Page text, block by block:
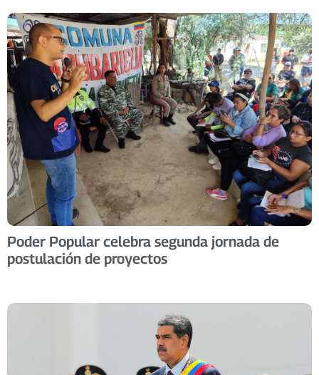
Poder Popular celebra segunda jornada de
postulación de proyectos